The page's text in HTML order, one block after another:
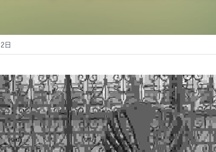
日